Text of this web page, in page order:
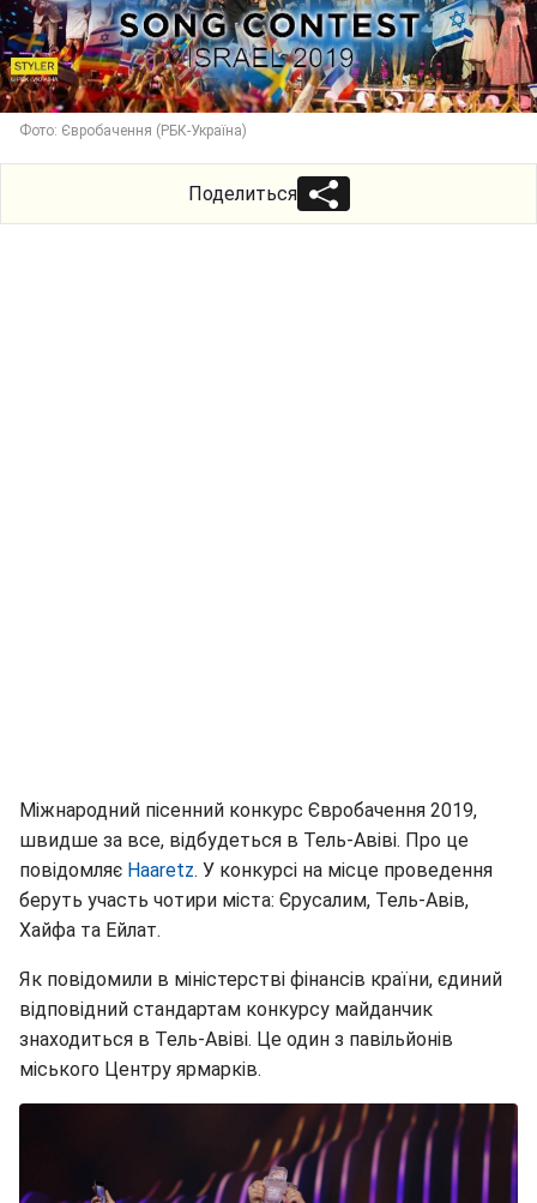
Фото: Євробачення (РБК-Україна)
Поделиться
Міжнародний пісенний конкурс Євробачення 2019,
швидше за все, відбудеться в Тель-Авіві. Про це
повідомляє Haaretz. У конкурсі на місце проведення
беруть участь чотири міста: Єрусалим, Тель-Авів,
Хайфа та Ейлат.
Як повідомили в міністерстві фінансів країни, єдиний
відповідний стандартам конкурсу майданчик
знаходиться в Тель-Авіві. Це один з павільйонів
міського Центру ярмарків.